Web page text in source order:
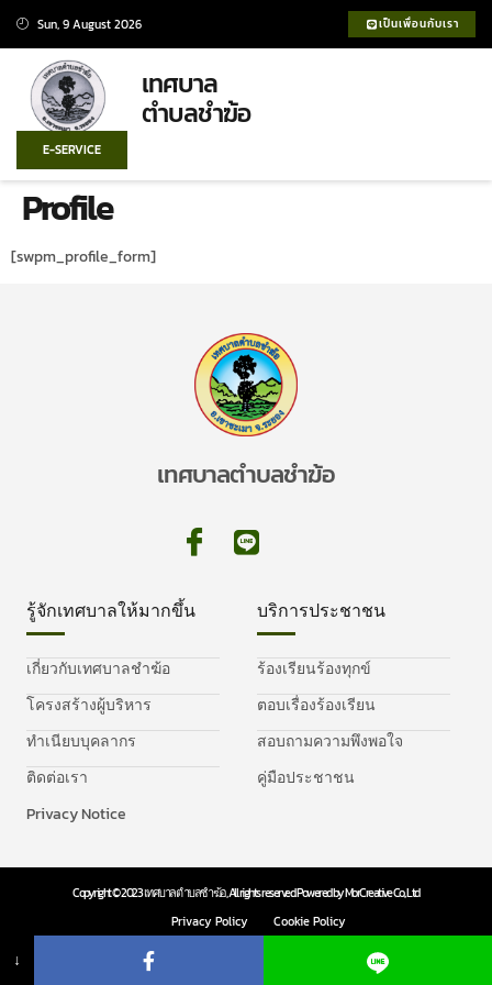
Sun, 9 August 2026 เป็นเพื่อนกับเรา
เทศบาล
ตำบลชำฆ้อ
E-SERVICE
Profile
[swpm_profile_form]
เทศบาลตำบลชำฆ้อ
รู้จักเทศบาลให้มากขึ้น
เกี่ยวกับเทศบาลชำฆ้อ
โครงสร้างผู้บริหาร
ทำเนียบบุคลากร
ติดต่อเรา
Privacy Notice
บริการประชาชน
ร้องเรียนร้องทุกข์
ตอบเรื่องร้องเรียน
สอบถามความพึงพอใจ
คู่มือประชาชน
Copyright © 2023 เทศบาลตำบลชำฆ้อ, All rights reserved. Powered by MorCreative Co., Ltd
Privacy Policy
Cookie Policy
↓